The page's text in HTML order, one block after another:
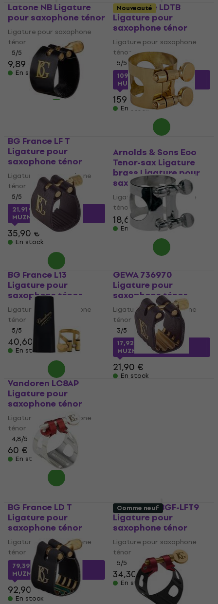
Latone NB Ligature
pour saxophone ténor
Ligature pour saxophone
ténor
5/5
9,89 €
En stock
BG France LDTB
Ligature pour
saxophone ténor
Ligature pour saxophone
ténor
5/5
109,12 €
avec le code
MUZMUZ-30
159 €
En stock
BG France LF T
Ligature pour
saxophone ténor
Ligature pour saxophone
ténor
5/5
21,91 € avec le code
MUZMUZ-35
35,90 €
En stock
Nouveauté
Arnolds & Sons Eco
Tenor-sax Ligature
brass Ligature pour
saxophone ténor
Ligature pour saxophone
ténor
18,60 €18,90 €
En stock
BG France L13
Ligature pour
saxophone ténor
Ligature pour saxophone
ténor
5/5
40,60 €
En stock
GEWA 736970
Ligature pour
saxophone ténor
Ligature pour saxophone
ténor
3/5
17,92 €
avec le code
MUZMUZ-15
21,90 €
En stock
Vandoren LC8AP
Ligature pour
saxophone ténor
Ligature pour saxophone
ténor
4,8/5
60 €
En stock
BG France LD T
Ligature pour
saxophone ténor
Ligature pour saxophone
ténor
79,39 € avec le code
MUZMUZ-10
92,90 €
En stock
BG France BGF-LFT9
Ligature pour
saxophone ténor
Ligature pour saxophone
ténor
5/5
34,30 €
En stock
Comme neuf